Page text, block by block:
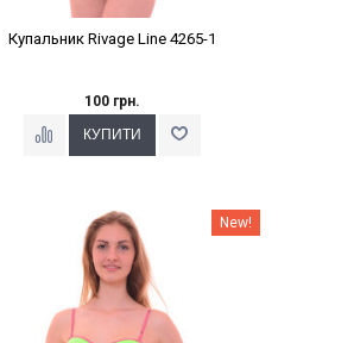
Купальник Rivage Line 4265-1
100 грн.
Наклейки Варіант з % New!